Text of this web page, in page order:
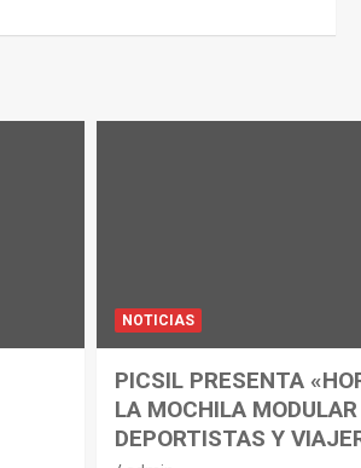
NOTICIAS
PICSIL PRESENTA
LA MOCHILA
DEPORTISTAS Y